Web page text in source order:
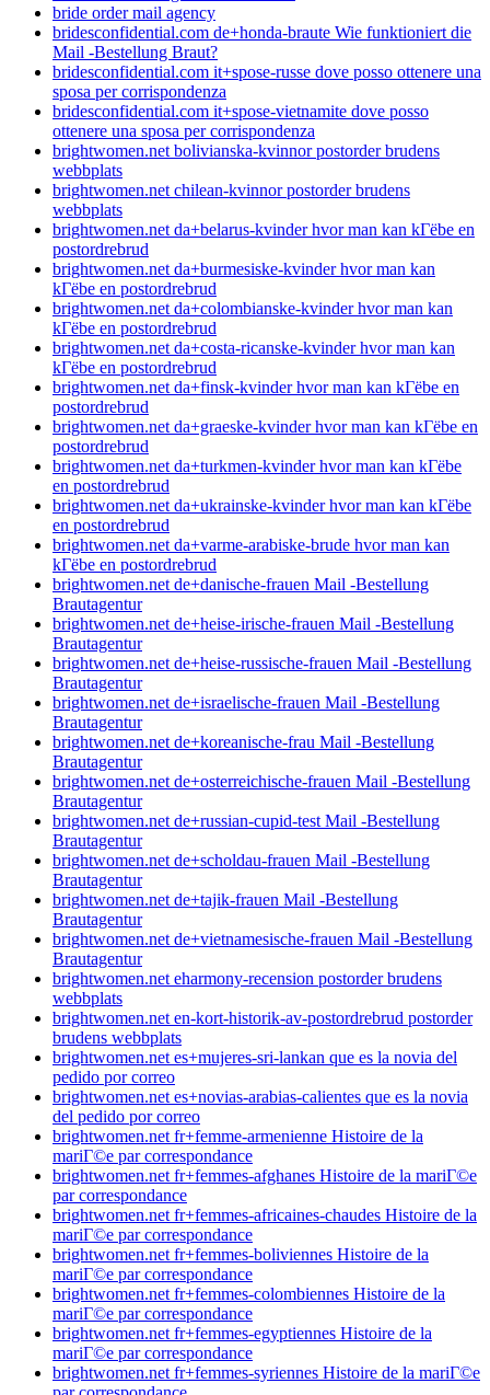
bride order mail agency
bridesconfidential.com de+honda-braute Wie funktioniert die
Mail -Bestellung Braut?
bridesconfidential.com it+spose-russe dove posso ottenere una
sposa per corrispondenza
bridesconfidential.com it+spose-vietnamite dove posso
ottenere una sposa per corrispondenza
brightwomen.net bolivianska-kvinnor postorder brudens
webbplats
brightwomen.net chilean-kvinnor postorder brudens
webbplats
brightwomen.net da+belarus-kvinder hvor man kan kГёbe en
postordrebrud
brightwomen.net da+burmesiske-kvinder hvor man kan
kГёbe en postordrebrud
brightwomen.net da+colombianske-kvinder hvor man kan
kГёbe en postordrebrud
brightwomen.net da+costa-ricanske-kvinder hvor man kan
kГёbe en postordrebrud
brightwomen.net da+finsk-kvinder hvor man kan kГёbe en
postordrebrud
brightwomen.net da+graeske-kvinder hvor man kan kГёbe en
postordrebrud
brightwomen.net da+turkmen-kvinder hvor man kan kГёbe
en postordrebrud
brightwomen.net da+ukrainske-kvinder hvor man kan kГёbe
en postordrebrud
brightwomen.net da+varme-arabiske-brude hvor man kan
kГёbe en postordrebrud
brightwomen.net de+danische-frauen Mail -Bestellung
Brautagentur
brightwomen.net de+heise-irische-frauen Mail -Bestellung
Brautagentur
brightwomen.net de+heise-russische-frauen Mail -Bestellung
Brautagentur
brightwomen.net de+israelische-frauen Mail -Bestellung
Brautagentur
brightwomen.net de+koreanische-frau Mail -Bestellung
Brautagentur
brightwomen.net de+osterreichische-frauen Mail -Bestellung
Brautagentur
brightwomen.net de+russian-cupid-test Mail -Bestellung
Brautagentur
brightwomen.net de+scholdau-frauen Mail -Bestellung
Brautagentur
brightwomen.net de+tajik-frauen Mail -Bestellung
Brautagentur
brightwomen.net de+vietnamesische-frauen Mail -Bestellung
Brautagentur
brightwomen.net eharmony-recension postorder brudens
webbplats
brightwomen.net en-kort-historik-av-postordrebrud postorder
brudens webbplats
brightwomen.net es+mujeres-sri-lankan que es la novia del
pedido por correo
brightwomen.net es+novias-arabias-calientes que es la novia
del pedido por correo
brightwomen.net fr+femme-armenienne Histoire de la
mariГ©e par correspondance
brightwomen.net fr+femmes-afghanes Histoire de la mariГ©e
par correspondance
brightwomen.net fr+femmes-africaines-chaudes Histoire de la
mariГ©e par correspondance
brightwomen.net fr+femmes-boliviennes Histoire de la
mariГ©e par correspondance
brightwomen.net fr+femmes-colombiennes Histoire de la
mariГ©e par correspondance
brightwomen.net fr+femmes-egyptiennes Histoire de la
mariГ©e par correspondance
brightwomen.net fr+femmes-syriennes Histoire de la mariГ©e